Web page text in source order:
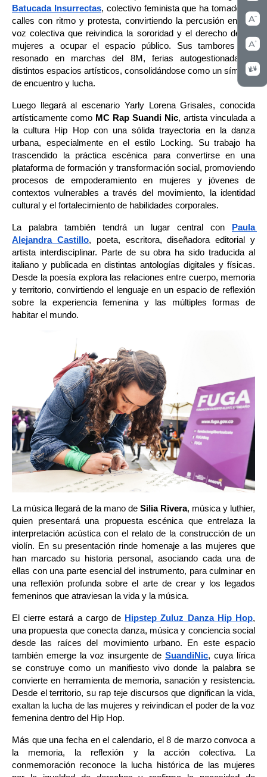
Batucada Insurrectas, colectivo feminista que ha tomado las
calles con ritmo y protesta, convirtiendo la percusión en una
voz colectiva que reivindica la sororidad y el derecho de las
mujeres a ocupar el espacio público. Sus tambores han
resonado en marchas del 8M, ferias autogestionadas y
distintos espacios artísticos, consolidándose como un símbolo
de encuentro y lucha.
Luego llegará al escenario Yarly Lorena Grisales, conocida
artísticamente como MC Rap Suandi Nic, artista vinculada a
la cultura Hip Hop con una sólida trayectoria en la danza
urbana, especialmente en el estilo Locking. Su trabajo ha
trascendido la práctica escénica para convertirse en una
plataforma de formación y transformación social, promoviendo
procesos de empoderamiento en mujeres y jóvenes de
contextos vulnerables a través del movimiento, la identidad
cultural y el fortalecimiento de habilidades corporales.
La palabra también tendrá un lugar central con
Paula
Alejandra Castillo, poeta, escritora, diseñadora editorial y
artista interdisciplinar. Parte de su obra ha sido traducida al
italiano y publicada en distintas antologías digitales y físicas.
Desde la poesía explora las relaciones entre cuerpo, memoria
y territorio, convirtiendo el lenguaje en un espacio de reflexión
sobre la experiencia femenina y las múltiples formas de
habitar el mundo.
La música llegará de la mano de Silia Rivera, música y luthier,
quien presentará una propuesta escénica que entrelaza la
interpretación acústica con el relato de la construcción de un
violín. En su presentación rinde homenaje a las mujeres que
han marcado su historia personal, asociando cada una de
ellas con una parte esencial del instrumento, para culminar en
una reflexión profunda sobre el arte de crear y los legados
femeninos que atraviesan la vida y la música.
El cierre estará a cargo de Hipstep Zuluz Danza Hip Hop,
una propuesta que conecta danza, música y conciencia social
desde las raíces del movimiento urbano. En este espacio
también emerge la voz insurgente de SuandiNic, cuya lírica
se construye como un manifiesto vivo donde la palabra se
convierte en herramienta de memoria, sanación y resistencia.
Desde el territorio, su rap teje discursos que dignifican la vida,
exaltan la lucha de las mujeres y reivindican el poder de la voz
femenina dentro del Hip Hop.
Más que una fecha en el calendario, el 8 de marzo convoca a
la memoria, la reflexión y la acción colectiva. La
conmemoración reconoce la lucha histórica de las mujeres